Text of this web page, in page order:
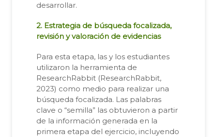
desarrollar.
2. Estrategia de búsqueda focalizada,
revisión y valoración de evidencias
Para esta etapa, las y los estudiantes
utilizaron la herramienta de
ResearchRabbit (ResearchRabbit,
2023) como medio para realizar una
búsqueda focalizada. Las palabras
clave o “semilla” las obtuvieron a partir
de la información generada en la
primera etapa del ejercicio, incluyendo